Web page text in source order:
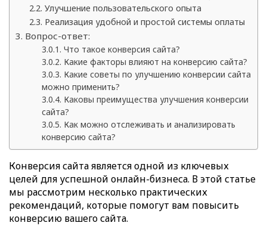
Улучшение пользовательского опыта
Реализация удобной и простой системы оплаты
Вопрос-ответ:
Что такое конверсия сайта?
Какие факторы влияют на конверсию сайта?
Какие советы по улучшению конверсии сайта
можно применить?
Каковы преимущества улучшения конверсии
сайта?
Как можно отслеживать и анализировать
конверсию сайта?
Конверсия сайта является одной из ключевых
целей для успешной онлайн-бизнеса. В этой статье
мы рассмотрим несколько практических
рекомендаций, которые помогут вам повысить
конверсию вашего сайта.